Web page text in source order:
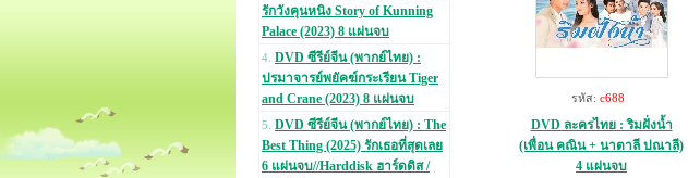
รักวังคุนหนิง Story of Kunning
Palace (2023) 8 แผ่นจบ
4. DVD ซีรีย์จีน (พากย์ไทย) :
ปรมาจารย์พยัคฆ์กระเรียน Tiger
and Crane (2023) 8 แผ่นจบ
5. DVD ซีรีย์จีน (พากย์ไทย) : The
Best Thing (2025) รักเธอที่สุดเลย
6 แผ่นจบ//Harddisk ฮาร์ดดิส /
รหัส: c688
DVD ละครไทย : ริมฝั่งน้ำ
(เพื่อน คณิน + นาตาลี ปณาลี)
4 แผ่นจบ